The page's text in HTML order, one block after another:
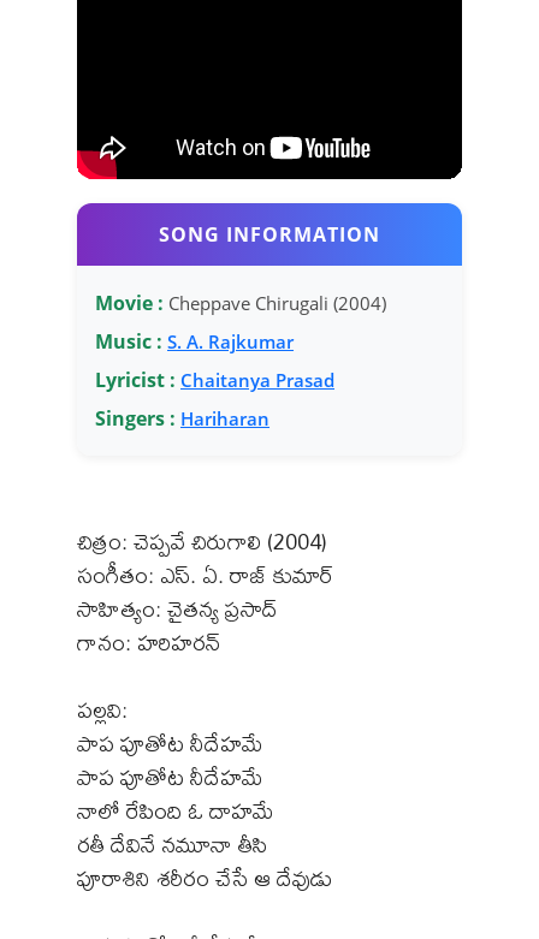
SONG INFORMATION
Movie : Cheppave Chirugali (2004)
Music : S. A. Rajkumar
Lyricist : Chaitanya Prasad
Singers : Hariharan
చిత్రం: చెప్పవే చిరుగాలి (2004)
సంగీతం: ఎస్. ఏ. రాజ్ కుమార్
సాహిత్యం: చైతన్య ప్రసాద్
గానం: హరిహరన్
పల్లవి:
పాప పూతోట నీదేహమే
పాప పూతోట నీదేహమే
నాలో రేపింది ఓ దాహమే
రతీ దేవినే నమూనా తీసి
పూరాశిని శరీరం చేసే ఆ దేవుడు